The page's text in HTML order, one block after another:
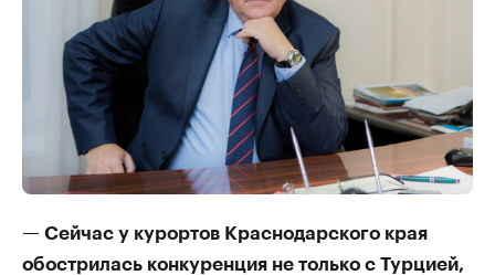
— Сейчас у курортов Краснодарского края
обострилась конкуренция не только с Турцией,